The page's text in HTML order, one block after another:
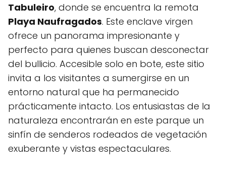
Tabuleiro, ‌donde se encuentra la ⁣remota
Playa Naufragados. Este enclave virgen
ofrece⁣ un panorama impresionante y
perfecto para quienes buscan desconectar
del bullicio. Accesible solo en bote, este sitio​
invita a los visitantes⁤ a sumergirse en un
entorno natural que ha⁣ permanecido
prácticamente intacto. ⁣Los entusiastas de la
naturaleza encontrarán ‍en este parque un
sinfín de senderos rodeados de vegetación
exuberante‌ y vistas espectaculares.